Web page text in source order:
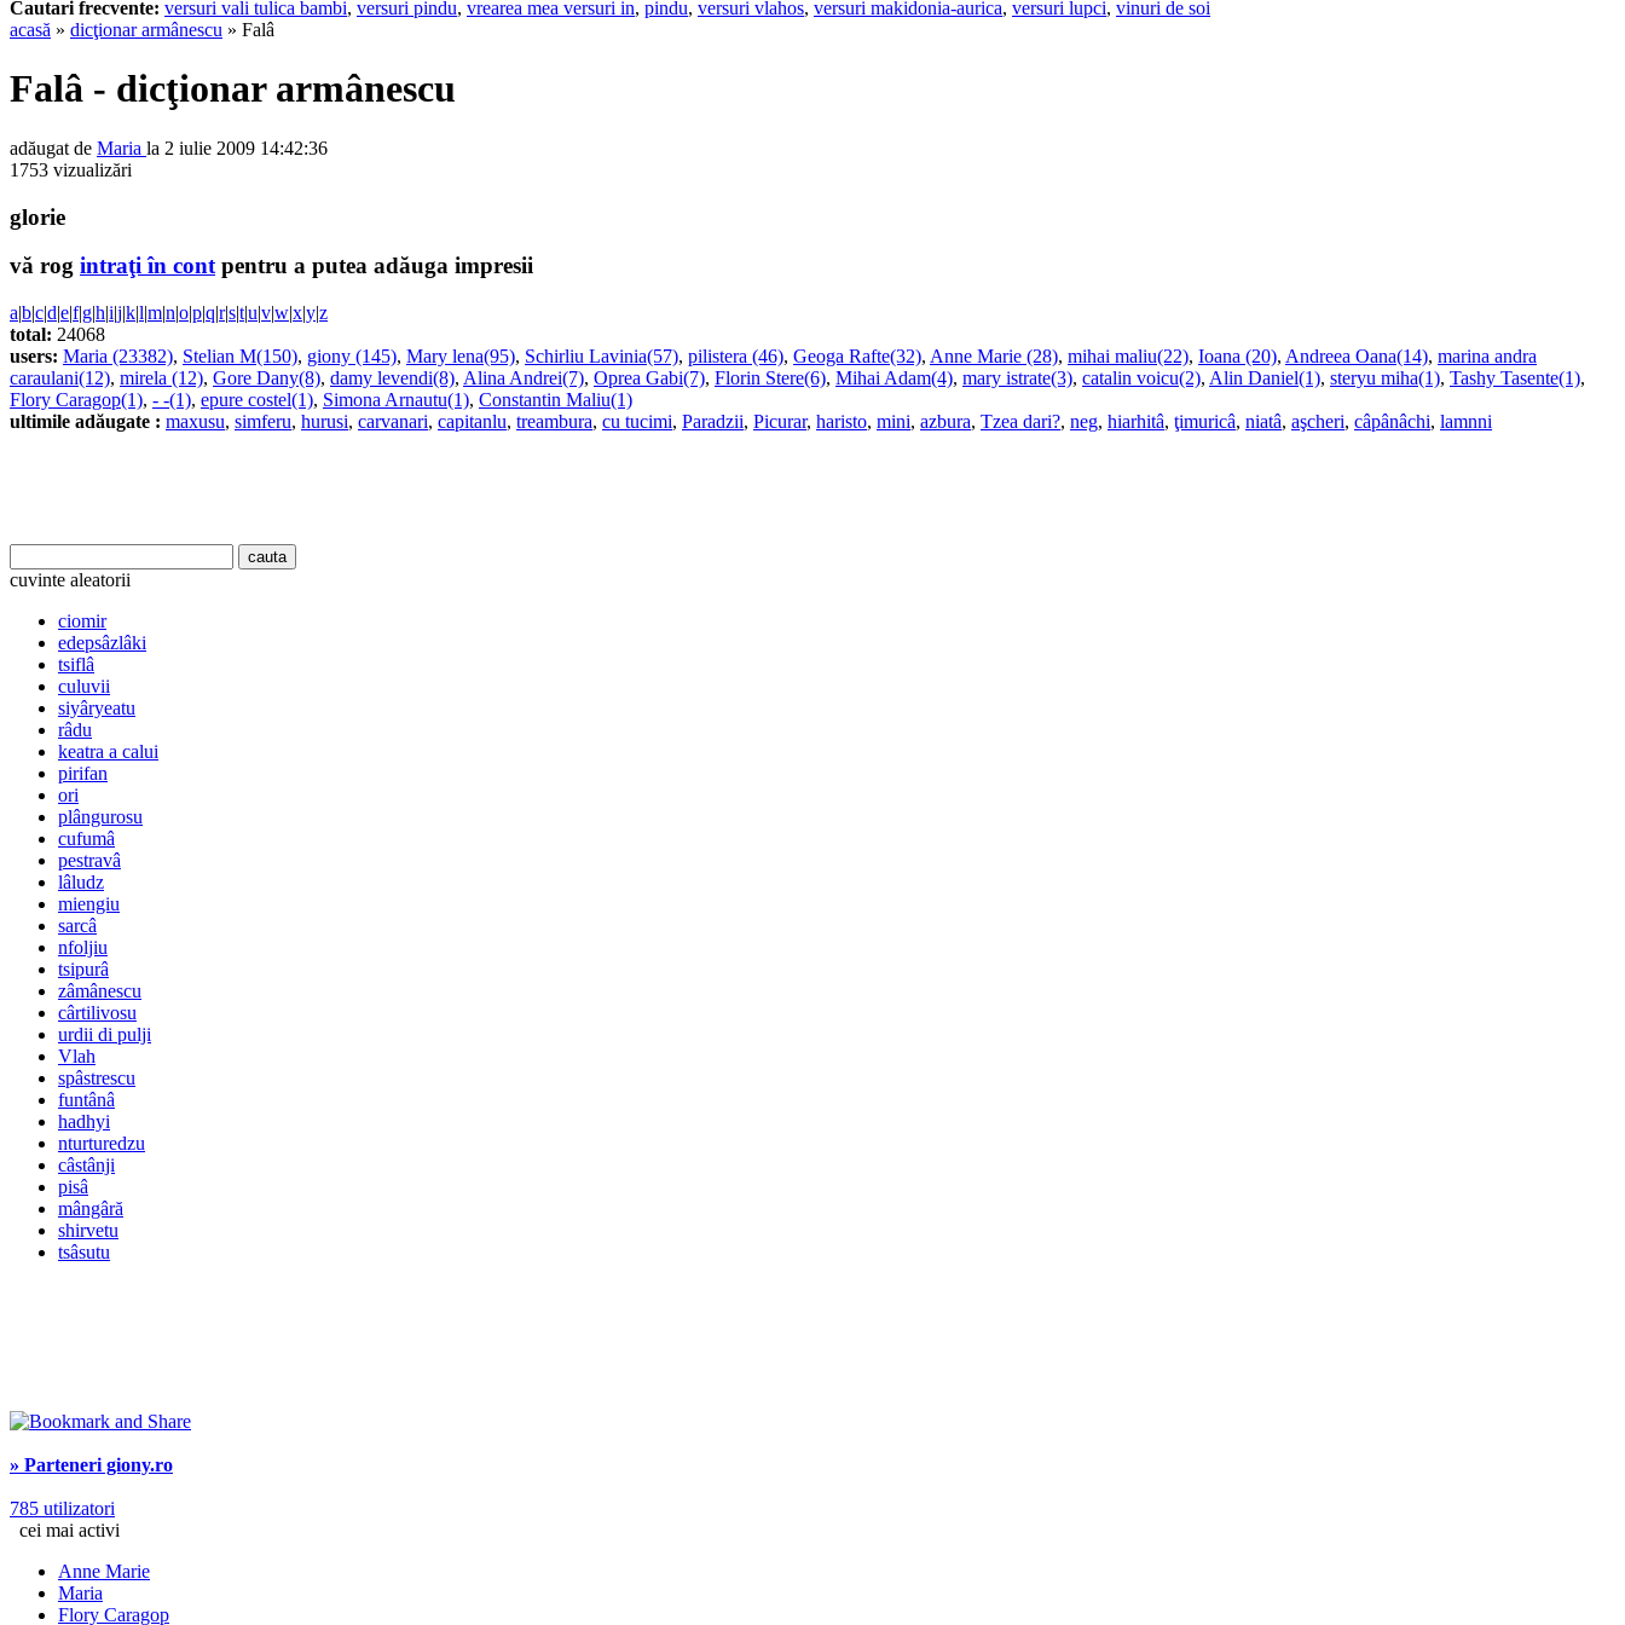
Cautari frecvente: versuri vali tulica bambi, versuri pindu, vrearea mea versuri in, pindu, versuri vlahos, versuri makidonia-aurica, versuri lupci, vinuri de soi
acasă » dicţionar armânescu » Falâ
Falâ - dicţionar armânescu
adăugat de Maria la 2 iulie 2009 14:42:36
1753 vizualizări
glorie
vă rog intraţi în contpentru a putea adăuga impresii
a|b|c|d|e|f|g|h|i|j|k|l|m|n|o|p|q|r|s|t|u|v|w|x|y|z
total: 24068
users: Maria (23382), Stelian M(150), giony (145), Mary lena(95), Schirliu Lavinia(57), pilistera (46), Geoga Rafte(32), Anne Marie (28), mihai maliu(22), Ioana (20), Andreea Oana(14), marina andra
caraulani(12), mirela (12), Gore Dany(8), damy levendi(8), Alina Andrei(7), Oprea Gabi(7), Florin Stere(6), Mihai Adam(4), mary istrate(3), catalin voicu(2), Alin Daniel(1), steryu miha(1), Tashy Tasente(1),
Flory Caragop(1), - -(1), epure costel(1), Simona Arnautu(1), Constantin Maliu(1)
ultimile adăugate : maxusu, simferu, hurusi, carvanari, capitanlu, treambura, cu tucimi, Paradzii, Picurar, haristo, mini, azbura, Tzea dari?, neg, hiarhitâ, ţimuricâ, niatâ, aşcheri, câpânâchi, lamnni
cuvinte aleatorii
ciomir
edepsâzlâki
tsiflâ
culuvii
siyâryeatu
râdu
keatra a calui
pirifan
ori
plângurosu
cufumâ
pestravâ
lâludz
miengiu
sarcâ
nfoljiu
tsipurâ
zâmânescu
cârtilivosu
urdii di pulji
Vlah
spâstrescu
funtânâ
hadhyi
nturturedzu
câstânji
pisâ
mângâră
shirvetu
tsâsutu
» Parteneri giony.ro
785 utilizatori
cei mai activi
Anne Marie
Maria
Flory Caragop